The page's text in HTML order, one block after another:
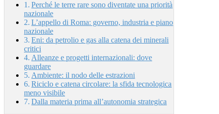
Perché le terre rare sono diventate una priorità
nazionale
L’appello di Roma: governo, industria e piano
nazionale
Eni: da petrolio e gas alla catena dei minerali
critici
Alleanze e progetti internazionali: dove
guardare
Ambiente: il nodo delle estrazioni
Riciclo e catena circolare: la sfida tecnologica
meno visibile
Dalla materia prima all’autonomia strategica